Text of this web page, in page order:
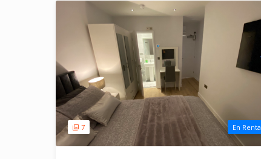
7 En Renta